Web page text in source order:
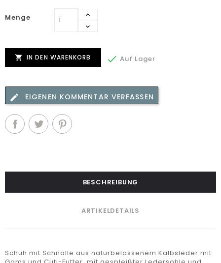
Menge
 IN DEN WARENKORB  Auf Lager
EIGENEN KOMMENTAR VERFASSEN
BESCHREIBUNG
ARTIKELDETAILS
Schuh mit Schnalle aus naturbelassenem Kalbsleder mit